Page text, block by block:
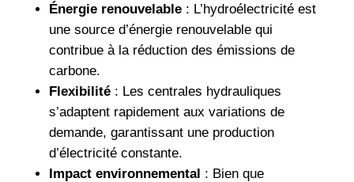
Énergie renouvelable: L’hydroélectricité est
une source d’énergie renouvelable qui
contribue à la réduction des émissions de
carbone.
Flexibilité: Les centrales hydrauliques
s’adaptent rapidement aux variations de
demande, garantissant une production
d’électricité constante.
Impact environnemental : Bien que